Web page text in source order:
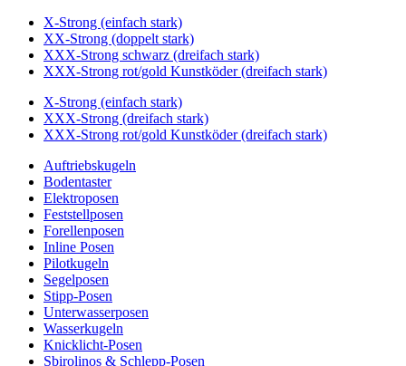
X-Strong (einfach stark)
XX-Strong (doppelt stark)
XXX-Strong schwarz (dreifach stark)
XXX-Strong rot/gold Kunstköder (dreifach stark)
X-Strong (einfach stark)
XXX-Strong (dreifach stark)
XXX-Strong rot/gold Kunstköder (dreifach stark)
Auftriebskugeln
Bodentaster
Elektroposen
Feststellposen
Forellenposen
Inline Posen
Pilotkugeln
Segelposen
Stipp-Posen
Unterwasserposen
Wasserkugeln
Knicklicht-Posen
Sbirolinos & Schlepp-Posen